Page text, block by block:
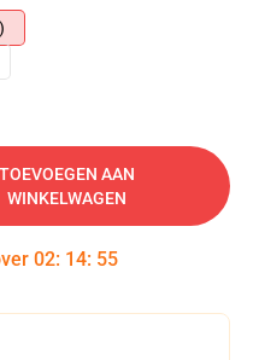
TOEVOEGEN AAN
WINKELWAGEN
02: 14: 54